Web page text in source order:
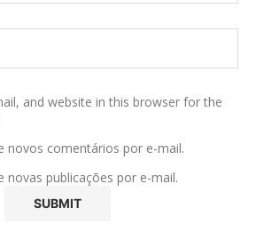
and website in this browser for the
novos comentários por e-mail.
novas publicações por e-mail.